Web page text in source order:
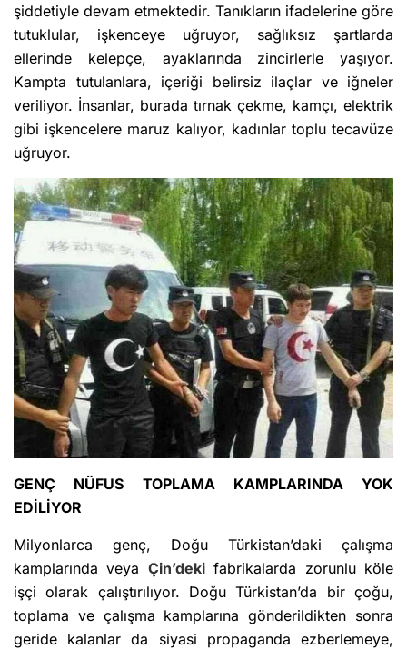
şiddetiyle devam etmektedir. Tanıkların ifadelerine göre
tutuklular, işkenceye uğruyor, sağlıksız şartlarda
ellerinde kelepçe, ayaklarında zincirlerle yaşıyor.
Kampta tutulanlara, içeriği belirsiz ilaçlar ve iğneler
veriliyor. İnsanlar, burada tırnak çekme, kamçı, elektrik
gibi işkencelere maruz kalıyor, kadınlar toplu tecavüze
uğruyor.
GENÇ NÜFUS TOPLAMA KAMPLARINDA YOK
EDİLİYOR
Milyonlarca genç, Doğu Türkistan’daki çalışma
kamplarında veya Çin’dekifabrikalarda zorunlu köle
işçi olarak çalıştırılıyor. Doğu Türkistan’da bir çoğu,
toplama ve çalışma kamplarına gönderildikten sonra
geride kalanlar da siyasi propaganda ezberlemeye,